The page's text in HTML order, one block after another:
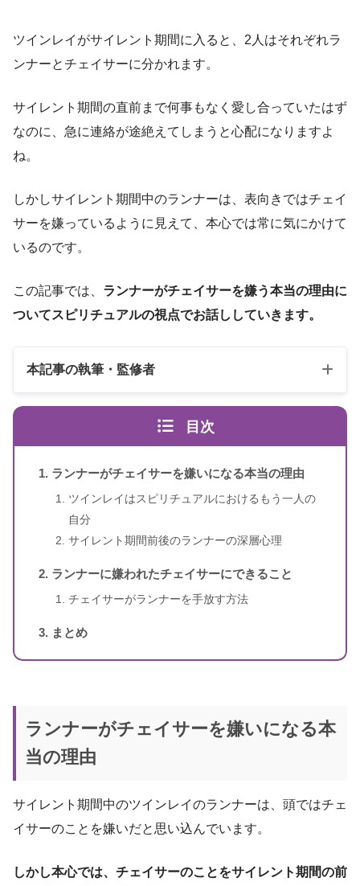
ツインレイがサイレント期間に入ると、2人はそれぞれラ
ンナーとチェイサーに分かれます。
サイレント期間の直前まで何事もなく愛し合っていたはず
なのに、急に連絡が途絶えてしまうと心配になりますよ
ね。
しかしサイレント期間中のランナーは、表向きではチェイ
サーを嫌っているように見えて、本心では常に気にかけて
いるのです。
この記事では、 ランナーがチェイサーを嫌う本当の理由に
ついてスピリチュアルの視点でお話ししていきます。
本記事の執筆・監修者
目次
ランナーがチェイサーを嫌いになる本当の理由
ツインレイはスピリチュアルにおけるもう一人の
自分
サイレント期間前後のランナーの深層心理
ランナーに嫌われたチェイサーにできること
チェイサーがランナーを手放す方法
まとめ
ランナーがチェイサーを嫌いになる本
当の理由
サイレント期間中のツインレイのランナーは、頭ではチェ
イサーのことを嫌いだと思い込んでいます。
しかし本心では、チェイサーのことをサイレント期間の前